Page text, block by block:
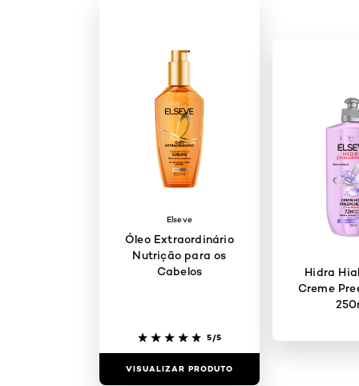
Elseve
Óleo Extraordinário
Nutrição para os
Cabelos
5/5
VISUALIZAR PRODUTO
Hidra
Creme